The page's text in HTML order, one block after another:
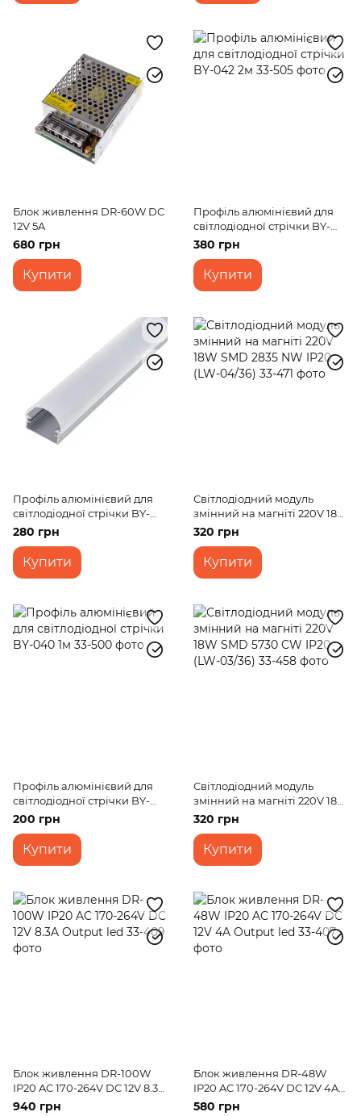
Блок живлення DR-60W DC
12V 5A
680 грн
Купити
Профіль алюмінієвий для
світлодіодної стрічки BY-
042 2м
380 грн
Купити
Профіль алюмінієвий для
світлодіодної стрічки BY-
053 2м
280 грн
Купити
Світлодіодний модуль
змінний на магніті 220V 18W
SMD 2835 NW IP20 (LW-
04/36)
320 грн
Купити
Профіль алюмінієвий для
світлодіодної стрічки BY-
040 1м
200 грн
Купити
Світлодіодний модуль
змінний на магніті 220V 18W
SMD 5730 CW IP20 (LW-
03/36)
320 грн
Купити
Блок живлення DR-100W
IP20 AC 170-264V DC 12V 8.3A
Output led
940 грн
Блок живлення DR-48W
IP20 AC 170-264V DC 12V 4A
Output led
580 грн